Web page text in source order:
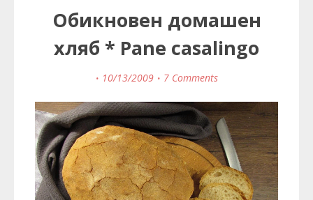
Обикновен домашен
хляб * Pane casalingо
10/13/2009 7 Comments